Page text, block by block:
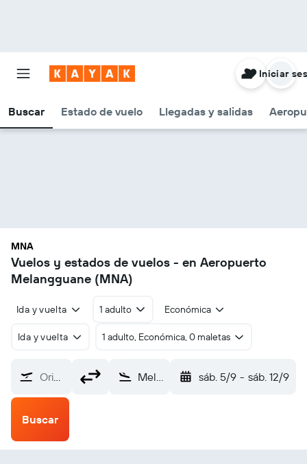
Buscar Estado de vuelo Llegadas y salidas
Iniciar
MNA
Vuelos y estados de vuelos - en Aeropuerto
Melangguane (MNA)
Ida y vuelta 1 adulto Económica
Ida y vuelta 1 adulto, Económica, 0 maletas
Origen Melangguane (MNA) sáb. 5/9 - sáb. 12/9
Buscar